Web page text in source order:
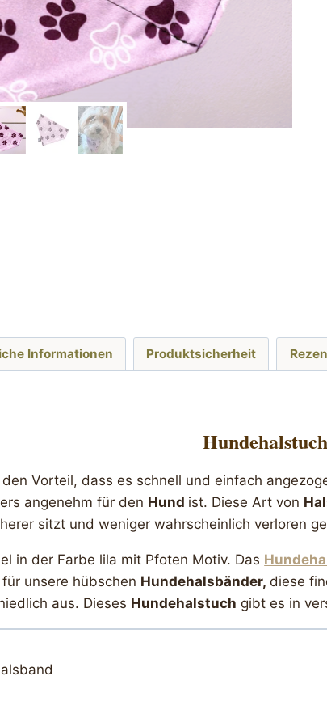
Informationen Produktsicherheit
Vorteil, dass es schnell und einfach
angenehm für den Hund ist. Diese Art von
sitzt und weniger wahrscheinlich verloren
in der Farbe lila mit Pfoten Motiv. Das
unsere hübschen Hundehalsbänder,diese
aus. Dieses Hundehalstuch gibt es in